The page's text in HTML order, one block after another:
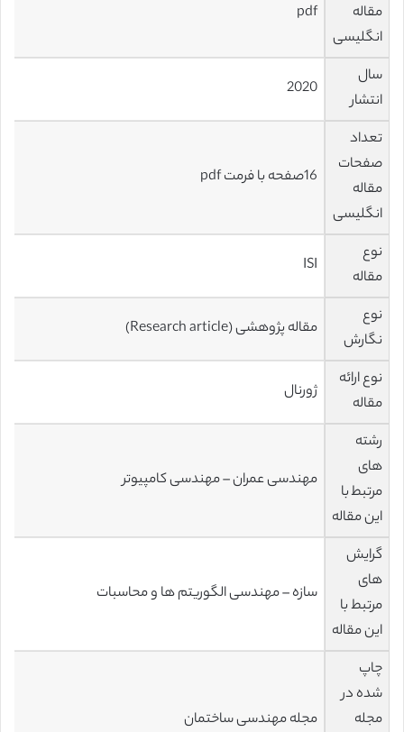
مقاله
انگلیسی
pdf
سال
انتشار
2020
تعداد
صفحات
مقاله
انگلیسی
16صفحه با فرمت pdf
نوع
مقاله
ISI
نوع
نگارش
مقاله پژوهشی (Research article)
نوع ارائه
مقاله
ژورنال
رشته
های
مرتبط با
این مقاله
مهندسی عمران – مهندسی کامپیوتر
گرایش
های
مرتبط با
این مقاله
سازه – مهندسی الگوریتم ها و محاسبات
چاپ
شده در
مجله
مجله مهندسی ساختمان